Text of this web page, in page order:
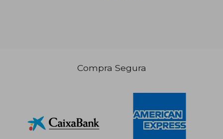
16,00 €
Compra Segura